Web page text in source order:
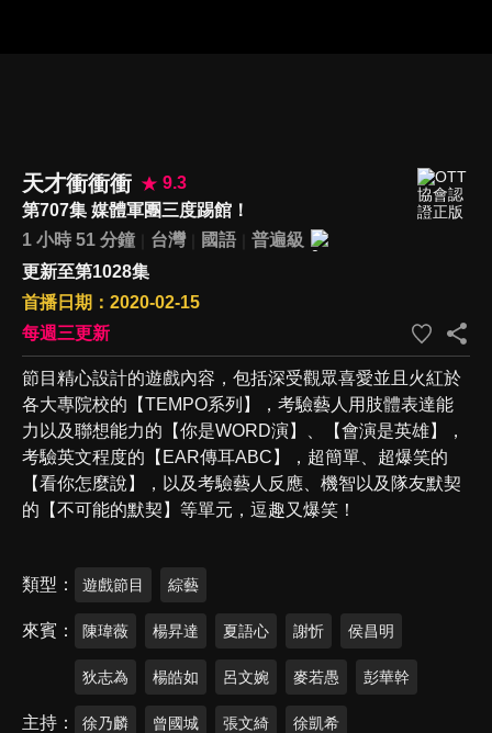
天才衝衝衝
9.3
第707集 媒體軍團三度踢館！
1 小時 51 分鐘
台灣 國語
普遍級
更新至第1028集
首播日期：2020-02-15
每週三更新
節目精心設計的遊戲內容，包括深受觀眾喜愛並且火紅於
各大專院校的【TEMPO系列】，考驗藝人用肢體表達能
力以及聯想能力的【你是WORD演】、【會演是英雄】，
考驗英文程度的【EAR傳耳ABC】，超簡單、超爆笑的
【看你怎麼說】，以及考驗藝人反應、機智以及隊友默契
的【不可能的默契】等單元，逗趣又爆笑！
類型 遊戲節目 綜藝
來賓 陳瑋薇 楊昇達 夏語心 謝忻 侯昌明
狄志為 楊皓如 呂文婉 麥若愚 彭華幹
主持 徐乃麟 曾國城 張文綺 徐凱希